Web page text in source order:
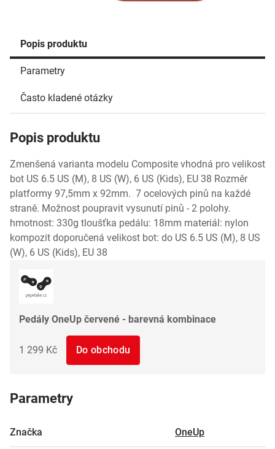
Popis produktu
Parametry
Často kladené otázky
Popis produktu
Zmenšená varianta modelu Composite vhodná pro velikost
bot US 6.5 US (M), 8 US (W), 6 US (Kids), EU 38 Rozměr
platformy 97,5mm x 92mm. 7 ocelových pinů na každé
straně. Možnost poupravit vysunutí pinů - 2 polohy.
hmotnost: 330g tloušťka pedálu: 18mm materiál: nylon
kompozit doporučená velikost bot: do US 6.5 US (M), 8 US
(W), 6 US (Kids), EU 38
Pedály OneUp červené - barevná kombinace
1 299 Kč Do obchodu
Parametry
Značka OneUp